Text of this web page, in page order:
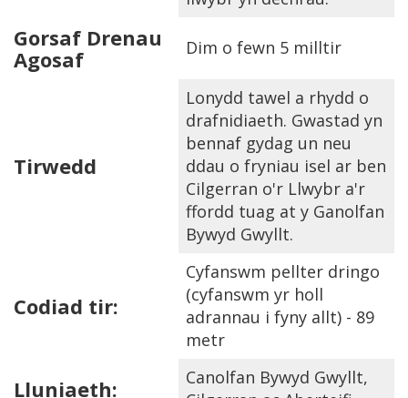
Gorsaf Drenau
Agosaf
Dim o fewn 5 milltir
Tirwedd
Lonydd tawel a rhydd o
drafnidiaeth. Gwastad yn
bennaf gydag un neu
ddau o fryniau isel ar ben
Cilgerran o'r Llwybr a'r
ffordd tuag at y Ganolfan
Bywyd Gwyllt.
Codiad tir:
Cyfanswm pellter dringo
(cyfanswm yr holl
adrannau i fyny allt) - 89
metr
Lluniaeth:
Canolfan Bywyd Gwyllt,